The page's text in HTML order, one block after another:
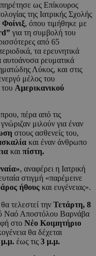
ως Επίκουρος
της Ιατρικής Σχολής
, όπου τιμήθηκε με
για τη συμβολή του
από 65
τα ερευνητικά
αυτοάνοσα ρευματικά
Λύκος, και στις
μέλος του
του Αμερικανικού
πέρα από τις
μιλούν για έναν
στους ασθενείς του,
και έναν άνθρωπο
και πίστη.
, αναφέρει η Ιατρική
στιγμή «παρέμεινε
ήθους και ευγένειας».
τελεστεί την Τετάρτη, 8
Ναό Αποστόλου Βαρνάβα
στο Νέο Κοιμητήριο
θα δέχεται
έως τις 3 μ.μ.